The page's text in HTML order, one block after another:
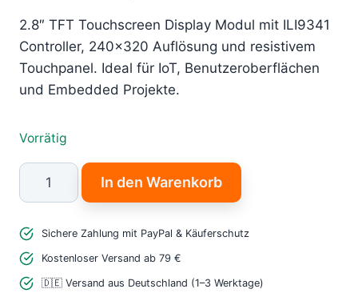
2.8″ TFT Touchscreen Display Modul mit ILI9341
Controller, 240×320 Auflösung und resistivem
Touchpanel. Ideal für IoT, Benutzeroberflächen
und Embedded Projekte.
Vorrätig
2.8"
TFT
Display
Modul
–
In den Warenkorb
Sichere Zahlung mit PayPal & Käuferschutz
Kostenloser Versand ab 79 €
🇩🇪 Versand aus Deutschland (1–3 Werktage)